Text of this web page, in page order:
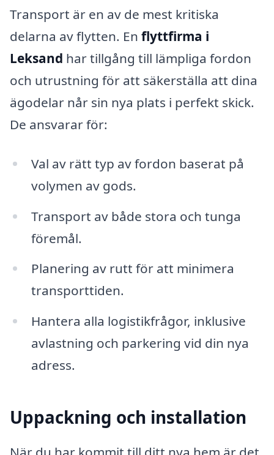
Transport är en av de mest kritiska
delarna av flytten. En flyttfirma i
Leksand har tillgång till lämpliga fordon
och utrustning för att säkerställa att dina
ägodelar når sin nya plats i perfekt skick.
De ansvarar för:
Val av rätt typ av fordon baserat på
volymen av gods.
Transport av både stora och tunga
föremål.
Planering av rutt för att minimera
transporttiden.
Hantera alla logistikfrågor, inklusive
avlastning och parkering vid din nya
adress.
Uppackning och installation